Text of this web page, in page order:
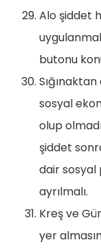
Alo şiddet
butonu
sosyal
olup
şiddet
dair
ayrılmalı.
Kreş ve
yer